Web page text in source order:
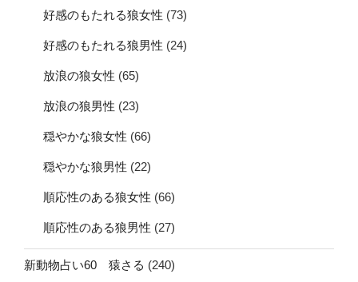
好感のもたれる狼女性 (73)
好感のもたれる狼男性 (24)
放浪の狼女性 (65)
放浪の狼男性 (23)
穏やかな狼女性 (66)
穏やかな狼男性 (22)
順応性のある狼女性 (66)
順応性のある狼男性 (27)
新動物占い60 猿さる (240)